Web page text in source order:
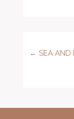
←SEA AND